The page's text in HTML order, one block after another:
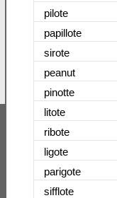
pilote
papillote
sirote
peanut
pinotte
litote
ribote
ligote
parigote
sifflote